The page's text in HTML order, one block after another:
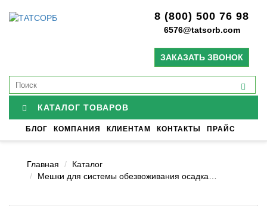
8 (800) 500 76 98
6576@tatsorb.com
ЗАКАЗАТЬ ЗВОНОК
КАТАЛОГ ТОВАРОВ
БЛОГ КОМПАНИЯ КЛИЕНТАМ КОНТАКТЫ ПРАЙС
Главная
Каталог
Мешки для системы обезвоживания осадка…